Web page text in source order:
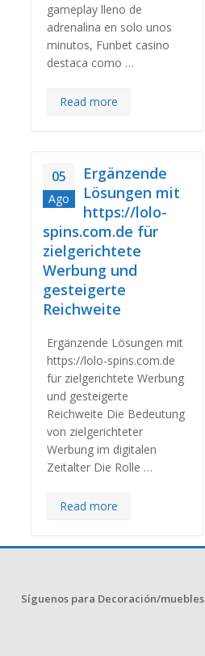
gameplay lleno de
adrenalina en solo unos
minutos, Funbet casino
destaca como …
Read more
05
Ago
Ergänzende
Lösungen mit
https://lolo-
spins.com.de für
zielgerichtete
Werbung und
gesteigerte
Reichweite
Ergänzende Lösungen mit
https://lolo-spins.com.de
für zielgerichtete Werbung
und gesteigerte
Reichweite Die Bedeutung
von zielgerichteter
Werbung im digitalen
Zeitalter Die Rolle …
Read more
Síguenos para Decoración/muebles